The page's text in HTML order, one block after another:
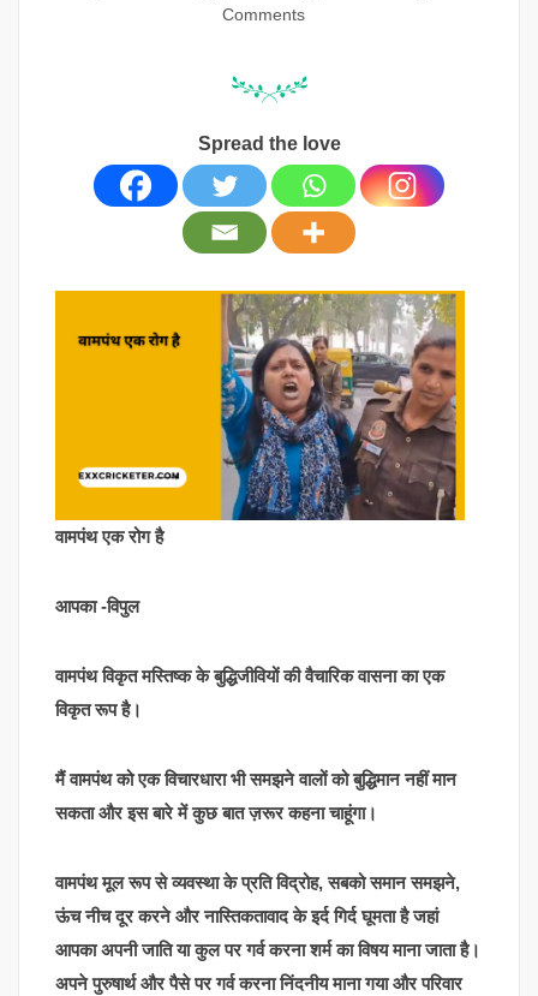
Comments
Spread the love
वामपंथ एक रोग है
आपका -विपुल
वामपंथ विकृत मस्तिष्क के बुद्धिजीवियों की वैचारिक वासना का एक
विकृत रूप है।
मैं वामपंथ को एक विचारधारा भी समझने वालों को बुद्धिमान नहीं मान
सकता और इस बारे में कुछ बात ज़रूर कहना चाहूंगा।
वामपंथ मूल रूप से व्यवस्था के प्रति विद्रोह, सबको समान समझने,
ऊंच नीच दूर करने और नास्तिकतावाद के इर्द गिर्द घूमता है जहां
आपका अपनी जाति या कुल पर गर्व करना शर्म का विषय माना जाता है।
अपने पुरुषार्थ और पैसे पर गर्व करना निंदनीय माना गया और परिवार